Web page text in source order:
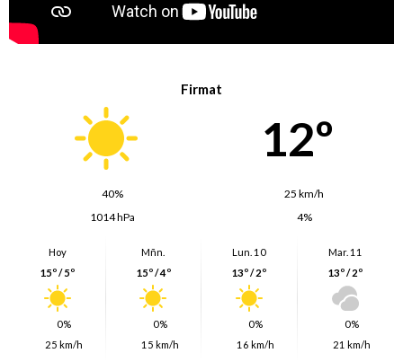
Firmat
12º
40%
25 km/h
1014 hPa
4%
Hoy
15º / 5º
0%
25 km/h
Mñn.
15º / 4º
0%
15 km/h
Lun. 10
13º / 2º
0%
16 km/h
Mar. 11
13º / 2º
0%
21 km/h